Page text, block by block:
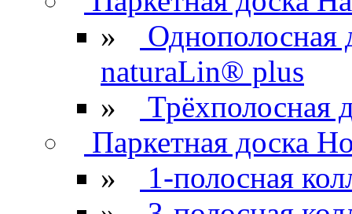
»
Однополосная
naturaLin® plus
»
Трёхполосная
Паркетная доска
»
1-полосная